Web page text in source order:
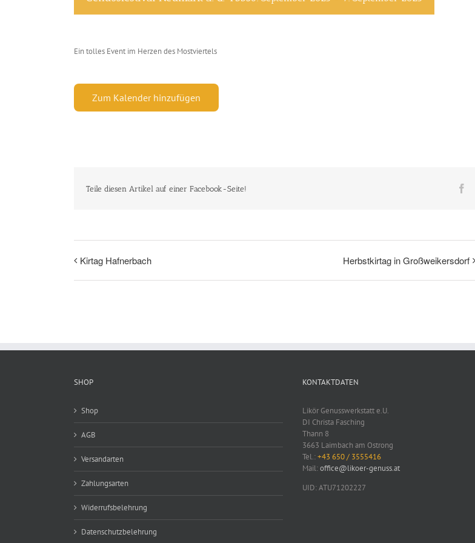
Ein tolles Event im Herzen des Mostviertels
Zum Kalender hinzufügen
Teile diesen Artikel auf einer Facebook-Seite!
Kirtag Hafnerbach Herbstkirtag in Großweikersdorf
SHOP
Shop
AGB
Versandarten
Zahlungsarten
Widerrufsbelehrung
Datenschutzbelehrung
KONTAKTDATEN
Likör Genusswerkstatt e.U.
DI Christa Fasching
Thann 8
3663 Laimbach am Ostrong
Tel.:+43 650 / 3555416
Mail:office@likoer-genuss.at
UID: ATU71202227